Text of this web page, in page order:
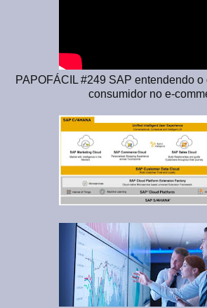
PAPOFÁCIL #249 SAP entendendo
consumidor no e-